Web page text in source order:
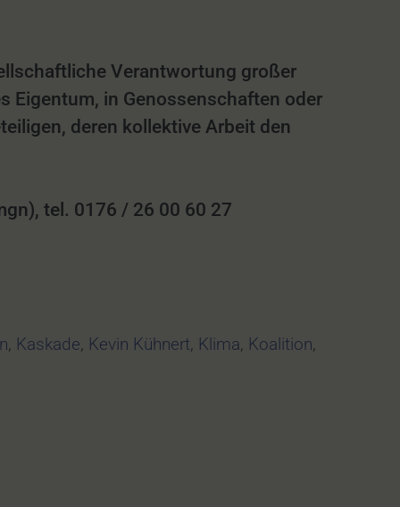
Verantwortung großer
Eigentum, in Genossenschaften oder
deren kollektive Arbeit den
tel. 0176 / 26 00 60 27
, Kaskade, Kevin Kühnert, Klima, Koalition,